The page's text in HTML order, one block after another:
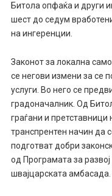
Битола опфаќа и други
шест до седум
на ингеренции.
Законот за локална
се негови измени за се
услуги. Во него се
градоначалник. Од
граѓани и претставници
транспрентен начин да
подготват добри
од Програмата за
швајцарската амбасада.